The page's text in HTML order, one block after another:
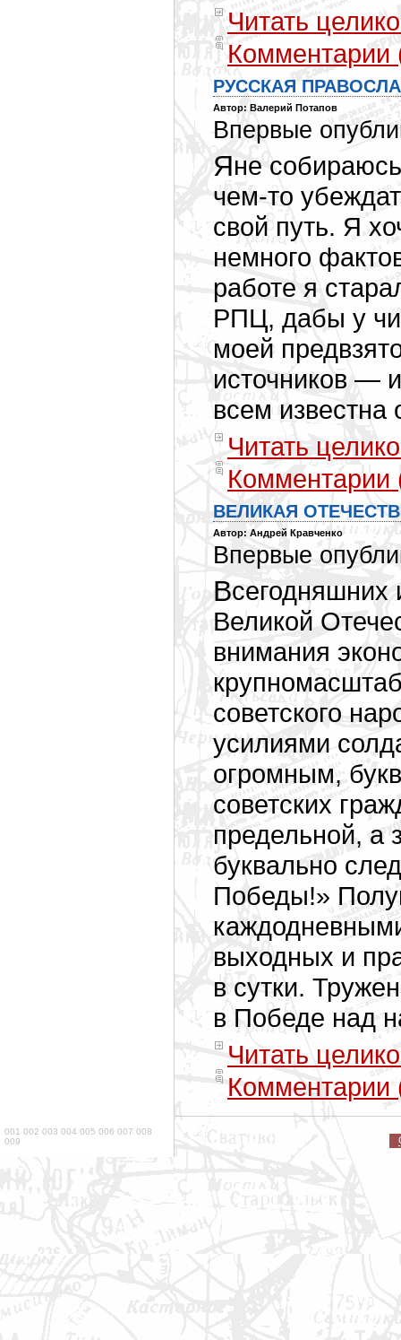
Читать
Комментарии
РУССКАЯ
Автор: Валерий Потапов
Впервые
Я не
чем-то
свой путь. Я
немного
работе я
РПЦ, дабы у
моей
источников —
всем
Читать
Комментарии
ВЕЛИКАЯ
Автор: Андрей Кравченко
Впервые
В сегодняшних исследованиях при освещении
Великой
внимания
советского
усилиями
огромным,
советских
предельной, а
буквально
Победы!»
выходных и
в сутки.
в Победе над
Читать
Комментарии
001 002 003 004 005 006 007 008
009